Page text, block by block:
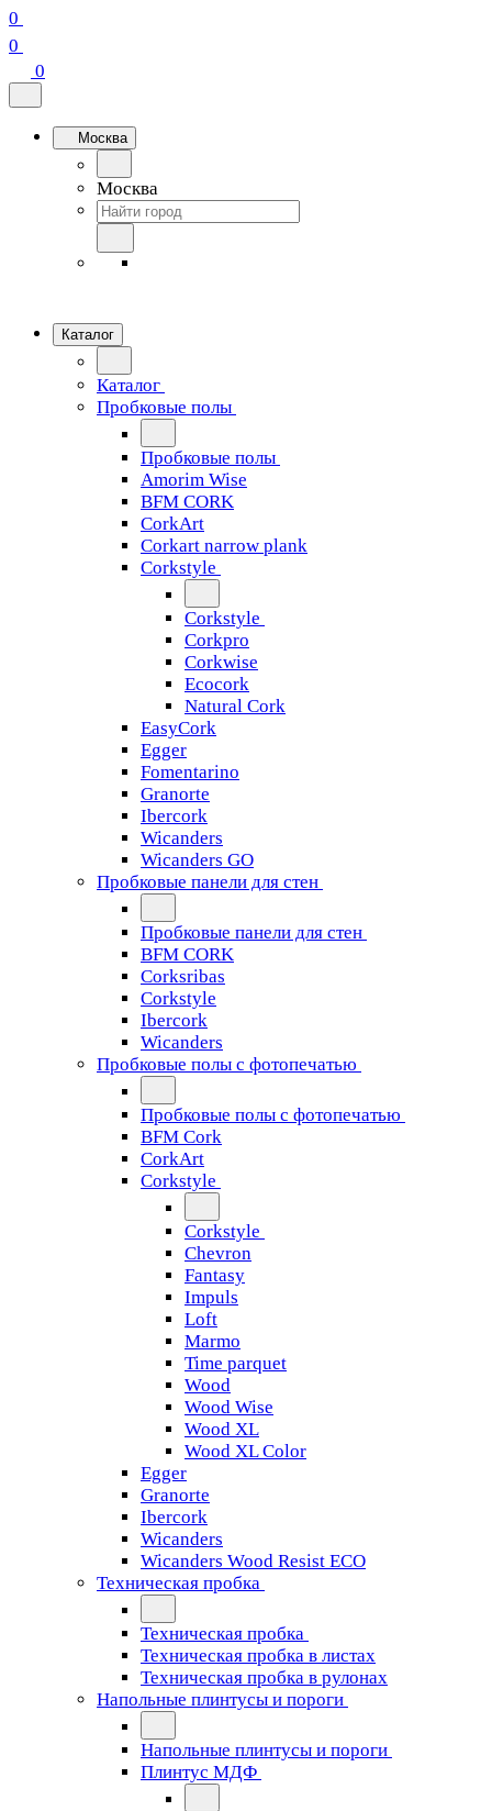
0
0
0
Москва
Москва
Каталог
Каталог
Пробковые полы
Пробковые полы
Amorim Wise
BFM CORK
CorkArt
Corkart narrow plank
Corkstyle
Corkstyle
Corkpro
Corkwise
Ecocork
Natural Cork
EasyCork
Egger
Fomentarino
Granorte
Ibercork
Wicanders
Wicanders GO
Пробковые панели для стен
Пробковые панели для стен
BFM CORK
Corksribas
Corkstyle
Ibercork
Wicanders
Пробковые полы с фотопечатью
Пробковые полы с фотопечатью
BFM Cork
CorkArt
Corkstyle
Corkstyle
Chevron
Fantasy
Impuls
Loft
Marmo
Time parquet
Wood
Wood Wise
Wood XL
Wood XL Color
Egger
Granorte
Ibercork
Wicanders
Wicanders Wood Resist ECO
Техническая пробка
Техническая пробка
Техническая пробка в листах
Техническая пробка в рулонах
Напольные плинтусы и пороги
Напольные плинтусы и пороги
Плинтус МДФ